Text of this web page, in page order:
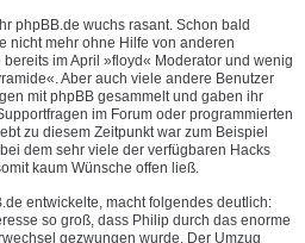
phpBB.de wuchs rasant. Schon bald
nicht mehr ohne Hilfe von anderen
im April »floyd« Moderator und wenig
Aber auch viele andere Benutzer
mit phpBB gesammelt und gaben ihr
im Forum oder programmierten
zu diesem Zeitpunkt war zum Beispiel
dem sehr viele der verfügbaren Hacks
kaum Wünsche offen ließ.
entwickelte, macht folgendes deutlich:
so groß, dass Philip durch das enorme
gezwungen wurde. Der Umzug